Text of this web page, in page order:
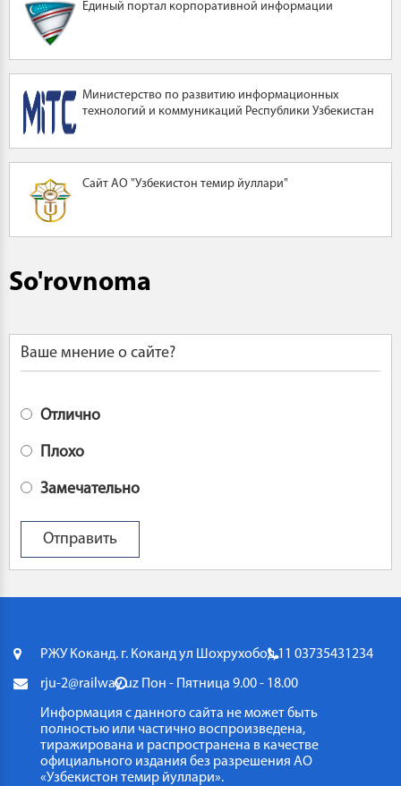
Единый портал корпоративной информации
Министерство по развитию информационных
технологий и коммуникаций Республики Узбекистан
Сайт АО "Узбекистон темир йуллари"
So'rovnoma
Ваше мнение о сайте?
Отлично
Плохо
Замечательно
РЖУ Коканд. г. Коканд ул Шохрухобод 11 03735431234
rju-2@railway.uz Пон - Пятница 9.00 - 18.00
Информация с данного сайта не может быть
полностью или частично воспроизведена,
тиражирована и распространена в качестве
официального издания без разрешения АО
«Узбекистон темир йуллари».